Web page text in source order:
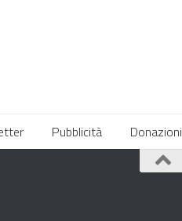
Pubblicità Donazioni